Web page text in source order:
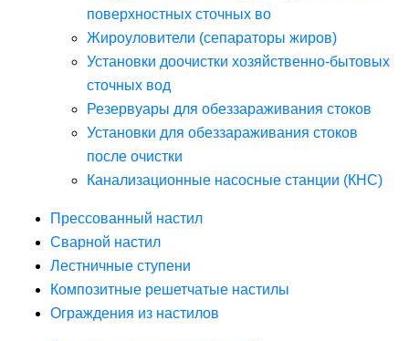
поверхностных сточных во
Жироуловители (сепараторы жиров)
Установки доочистки хозяйственно-бытовых
сточных вод
Резервуары для обеззараживания стоков
Установки для обеззараживания стоков
после очистки
Канализационные насосные станции (КНС)
Прессованный настил
Сварной настил
Лестничные ступени
Композитные решетчатые настилы
Ограждения из настилов